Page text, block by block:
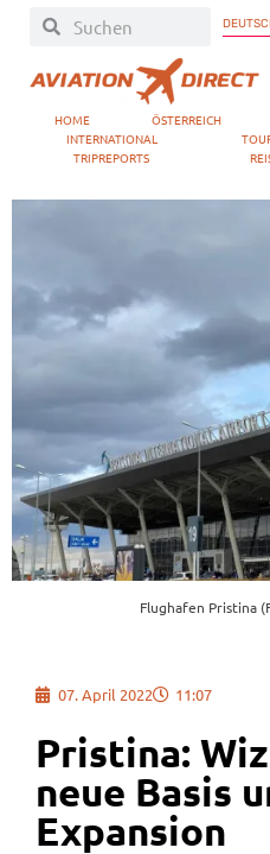
HOME ÖSTERREICH
INTERNATIONAL
TRIPREPORTS
Flughafen Pristina
07. April 2022 11:07
Pristina:
neue Basis
Expansion